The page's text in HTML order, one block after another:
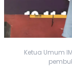
Ketua Umum